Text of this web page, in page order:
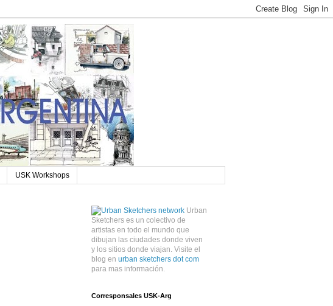
USK Workshops
Urban
Sketchers es un colectivo de
artistas en todo el mundo que
dibujan las ciudades donde viven
y los sitios donde viajan. Visite el
blog en urban sketchers dot com
para mas información.
Corresponsales USK-Arg